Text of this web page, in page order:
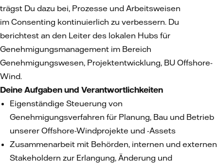
trägst Du dazu bei, Prozesse und Arbeitsweisen
im Consenting kontinuierlich zu verbessern. Du
berichtest an den Leiter des lokalen Hubs für
Genehmigungsmanagement im Bereich
Genehmigungswesen, Projektentwicklung, BU Offshore-
Wind.
Deine Aufgaben und Verantwortlichkeiten
Eigenständige Steuerung von
Genehmigungsverfahren für Planung, Bau und Betrieb
unserer Offshore-Windprojekte und -Assets
Zusammenarbeit mit Behörden, internen und externen
Stakeholdern zur Erlangung, Änderung und